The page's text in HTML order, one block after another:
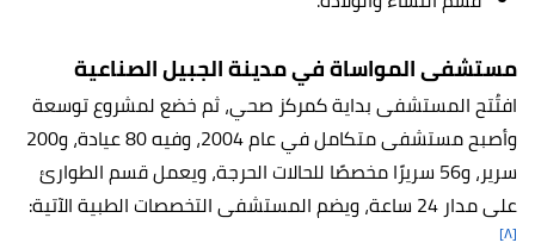
مستشفى المواساة في مدينة الجبيل الصناعية
افتُتح المستشفى بداية كمركز صحي، ثم خضع لمشروع توسعة
وأصبح مستشفى متكامل في عام 2004، وفيه 80 عيادة، و200
سرير، و56 سريرًا مخصصًا للحالات الحرجة، ويعمل قسم الطوارئ
على مدار 24 ساعة، ويضم المستشفى التخصصات الطبية الآتية:
[٨]